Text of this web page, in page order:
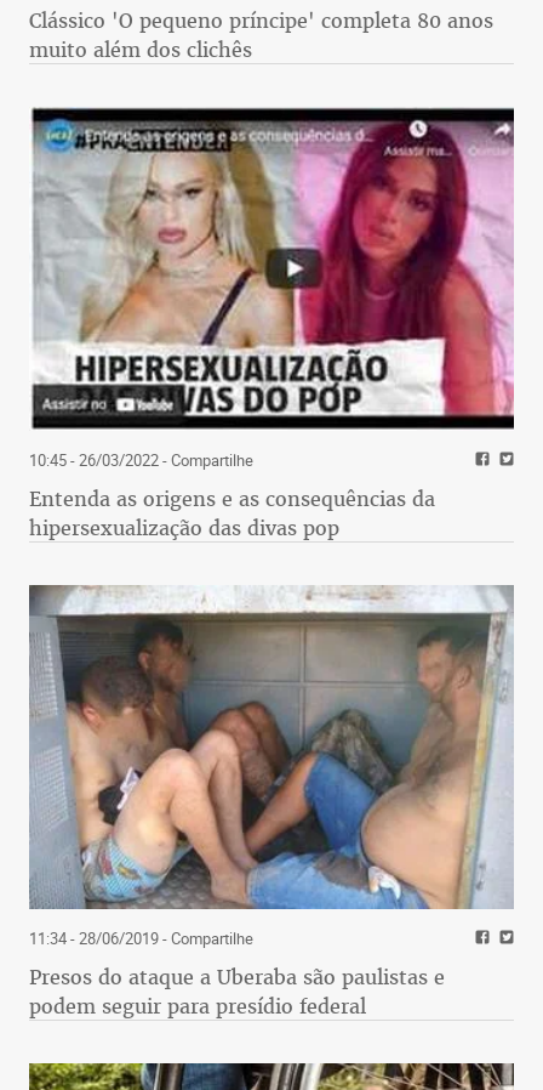
Clássico 'O pequeno príncipe' completa 80 anos
muito além dos clichês
10:45 - 26/03/2022- Compartilhe
Entenda as origens e as consequências da
hipersexualização das divas pop
11:34 - 28/06/2019- Compartilhe
Presos do ataque a Uberaba são paulistas e
podem seguir para presídio federal